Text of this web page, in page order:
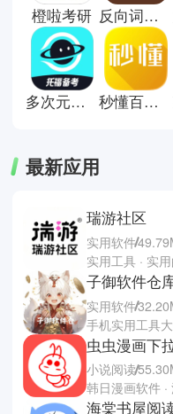
橙啦考研 反向词典app安卓版
多次元托福 秒懂百科手机版
最新应用
瑞游社区
实用软件
实用工具 · 实
子御软件仓
实用软件
手机实用工具
虫虫漫画下
小说阅读
韩日漫画软件 ·
海棠书屋阅